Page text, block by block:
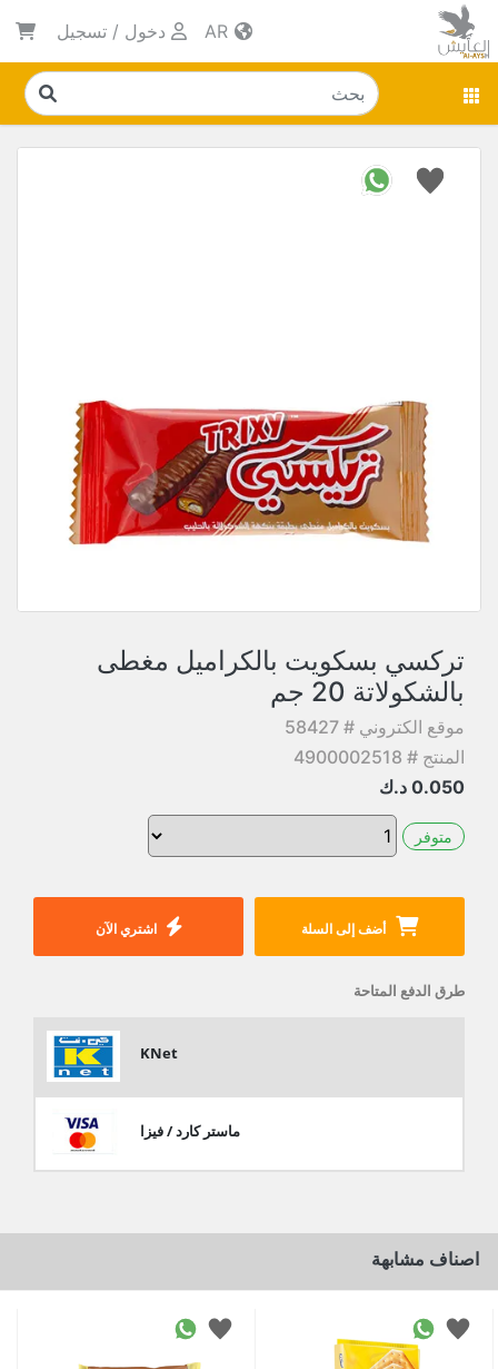
دخول / تسجيل
تركسي بسكويت بالكراميل مغطى
بالشكولاتة 20 جم
موقع الكتروني # 58427
المنتج # 4900002518
0.050 د.ك
متوفر
أضف إلى السلة اشتري الآن
طرق الدفع المتاحة
KNet
ماستر كارد / فيزا
اصناف مشابهة